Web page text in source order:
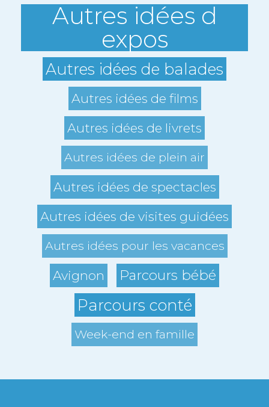
Autres idées d
expos
Autres idées de balades
Autres idées de films
Autres idées de livrets
Autres idées de plein air
Autres idées de spectacles
Autres idées de visites guidées
Autres idées pour les vacances
Avignon Parcours bébé
Parcours conté
Week-end en famille